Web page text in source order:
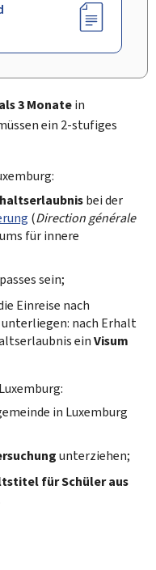
3 Monatein
ein 2-stufiges
bei der
(Direction générale
für innere
sein;
Einreise nach
nach Erhalt
einVisum
in Luxemburg
unterziehen;
für Schüler aus